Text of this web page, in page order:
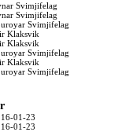
Svimjifelag
Svimjifelag
Svimjifelag
Klaksvik
Klaksvik
Svimjifelag
Klaksvik
Svimjifelag
01-23
01-23